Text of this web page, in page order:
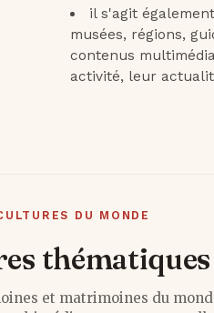
il s'agit
musées, régions,
contenus
activité, leur
DU MONDE
thématiques
et matrimoines du